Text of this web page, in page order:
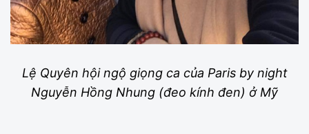
Lệ Quyên hội ngộ giọng ca của Paris by night
Nguyễn Hồng Nhung (đeo kính đen) ở Mỹ